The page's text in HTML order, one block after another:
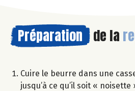
Préparation de la
Cuire le beurre dans une
jusqu’à ce qu’il soit « noisette